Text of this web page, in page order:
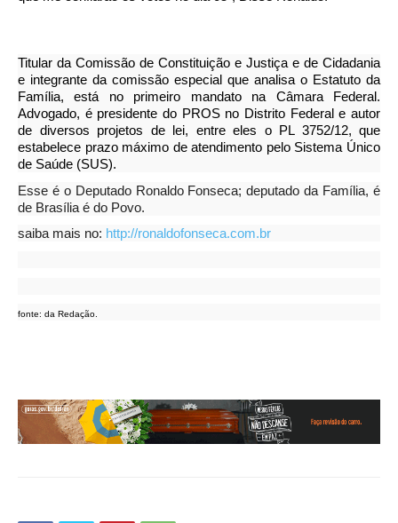
Titular da Comissão de Constituição e Justiça e de Cidadania
e integrante da comissão especial que analisa o Estatuto da
Família, está no primeiro mandato na Câmara Federal.
Advogado, é presidente do PROS no Distrito Federal e autor
de diversos projetos de lei, entre eles o PL 3752/12, que
estabelece prazo máximo de atendimento pelo Sistema Único
de Saúde (SUS).
Esse é o Deputado Ronaldo Fonseca; deputado da Família, é
de Brasília é do Povo.
saiba mais no: http://ronaldofonseca.com.br
fonte: da Redação.